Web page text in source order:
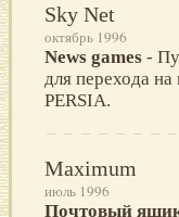
Sky Net
октябрь 1996
News games -
для перехода на
PERSIA.
Maximum
июль 1996
Почтовый